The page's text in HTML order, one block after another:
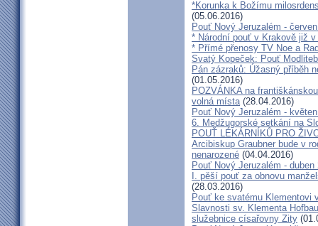
*Korunka k Božímu
(05.06.2016)
Pouť Nový Jeruzalém -
* Národní pouť v Krakově již
* Přímé přenosy TV Noe a
Svatý Kopeček: Pouť
Pán zázraků: Úžasný příběh
(01.05.2016)
POZVÁNKA na
volná místa(28.04.2016)
Pouť Nový Jeruzalém -
6. Medžugorské setkání na
POUŤ LÉKÁRNÍKŮ PRO
Arcibiskup Graubner bude v
nenarozené (04.04.2016)
Pouť Nový Jeruzalém - duben
I. pěší pouť za obnovu
(28.03.2016)
Pouť ke svatému Klementovi
Slavnosti sv. Klementa
služebnice císařovny Zity